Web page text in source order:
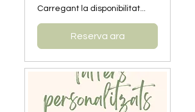
euros
Carregant la disponibilitat...
Reserva ara